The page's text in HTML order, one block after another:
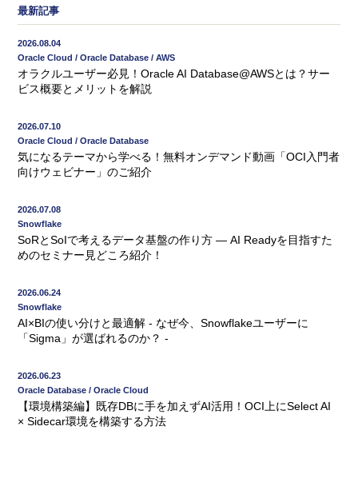
最新記事
2026.08.04
Oracle Cloud / Oracle Database / AWS
オラクルユーザー必見！Oracle AI Database@AWSとは？サー
ビス概要とメリットを解説
2026.07.10
Oracle Cloud / Oracle Database
気になるテーマから学べる！無料オンデマンド動画「OCI入門者
向けウェビナー」のご紹介
2026.07.08
Snowflake
SoRとSoIで考えるデータ基盤の作り方 ― AI Readyを目指すた
めのセミナー見どころ紹介！
2026.06.24
Snowflake
AI×BIの使い分けと最適解 - なぜ今、Snowflakeユーザーに
「Sigma」が選ばれるのか？ -
2026.06.23
Oracle Database / Oracle Cloud
【環境構築編】既存DBに手を加えずAI活用！OCI上にSelect AI
× Sidecar環境を構築する方法